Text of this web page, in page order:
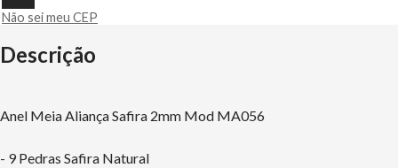
Não sei meu CEP
Descrição
Anel Meia Aliança Safira 2mm Mod MA056
- 9 Pedras Safira Natural